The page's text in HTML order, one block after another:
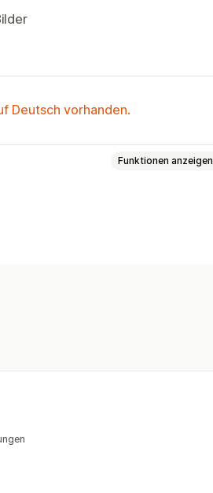
Deutsch vorhanden.
Funktionen anzeigen